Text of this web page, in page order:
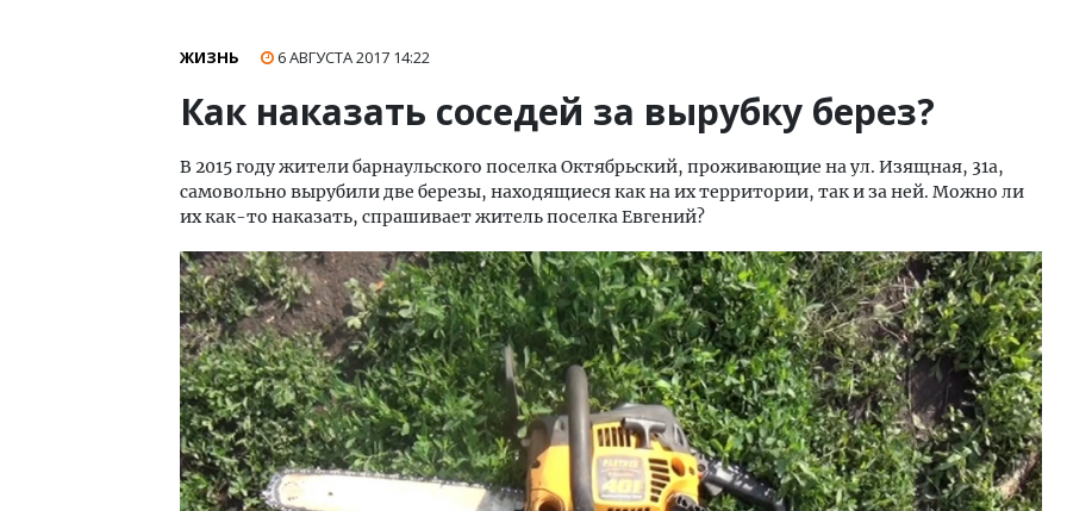
ЖИЗНЬ 6 АВГУСТА 2017 14:22
Как наказать соседей за вырубку берез?
В 2015 году жители барнаульского поселка Октябрьский, проживающие на ул. Изящная, 31а,
самовольно вырубили две березы, находящиеся как на их территории, так и за ней. Можно ли
их как-то наказать, спрашивает житель поселка Евгений?